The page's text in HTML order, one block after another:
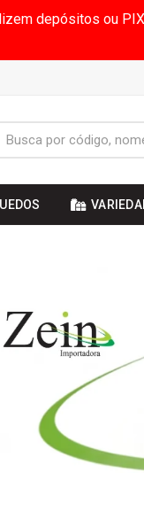
depósitos ou